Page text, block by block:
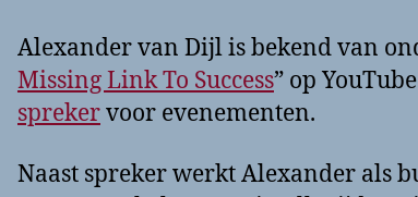
Alexander van Dijl is bekend van
Missing Link To Success” op
sprekervoor evenementen.
Naast spreker werkt Alexander als